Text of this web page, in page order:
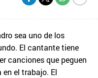
sea uno de los
El cantante tiene
canciones que peguen
el trabajo. El